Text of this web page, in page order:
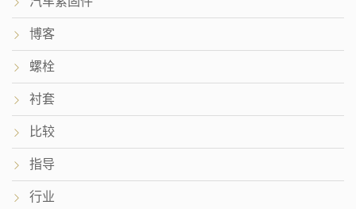
博客
螺栓
衬套
比较
指导
行业